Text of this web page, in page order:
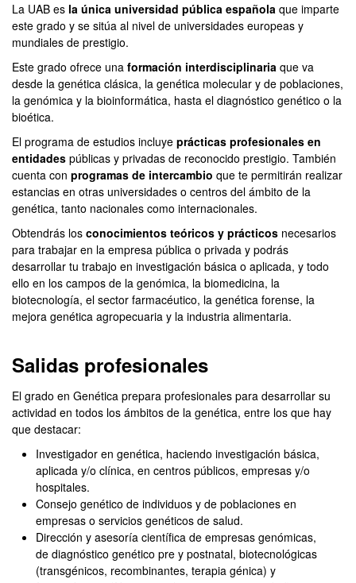
La UAB es la única universidad pública española que imparte
este grado y se sitúa al nivel de universidades europeas y
mundiales de prestigio.
Este grado ofrece una formación interdisciplinaria que va
desde la genética clásica, la genética molecular y de poblaciones,
la genómica y la bioinformática, hasta el diagnóstico genético o la
bioética.
El programa de estudios incluye prácticas profesionales en
entidades públicas y privadas de reconocido prestigio. También
cuenta con programas de intercambio que te permitirán realizar
estancias en otras universidades o centros del ámbito de la
genética, tanto nacionales como internacionales.
Obtendrás los conocimientos teóricos y prácticos necesarios
para trabajar en la empresa pública o privada y podrás
desarrollar tu trabajo en investigación básica o aplicada, y todo
ello en los campos de la genómica, la biomedicina, la
biotecnología, el sector farmacéutico, la genética forense, la
mejora genética agropecuaria y la industria alimentaria.
Salidas profesionales
El grado en Genética prepara profesionales para desarrollar su
actividad en todos los ámbitos de la genética, entre los que hay
que destacar:
Investigador en genética, haciendo investigación básica,
aplicada y/o clínica, en centros públicos, empresas y/o
hospitales.
Consejo genético de individuos y de poblaciones en
empresas o servicios genéticos de salud.
Dirección y asesoría científica de empresas genómicas,
de diagnóstico genético pre y postnatal, biotecnológicas
(transgénicos, recombinantes, terapia génica) y